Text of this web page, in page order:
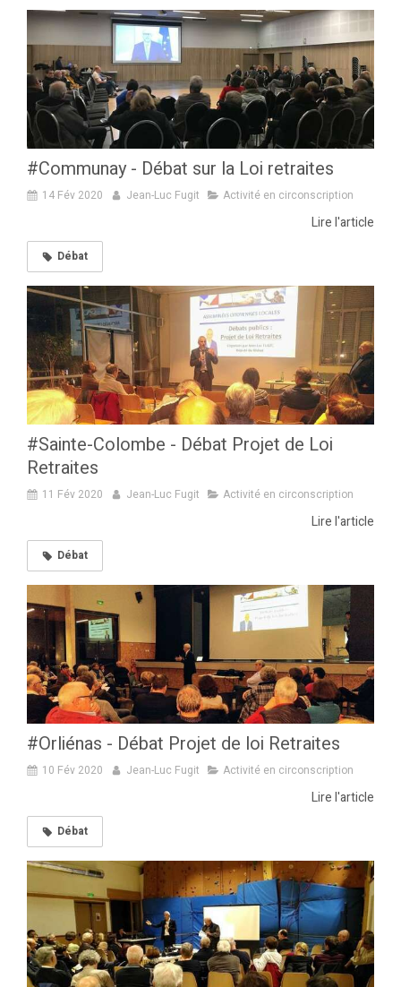
#Communay - Débat sur la Loi retraites
14 Fév 2020 Jean-Luc Fugit Activité en circonscription
Lire l'article
Débat
#Sainte-Colombe - Débat Projet de Loi
Retraites
11 Fév 2020 Jean-Luc Fugit Activité en circonscription
Lire l'article
Débat
#Orliénas - Débat Projet de loi Retraites
10 Fév 2020 Jean-Luc Fugit Activité en circonscription
Lire l'article
Débat